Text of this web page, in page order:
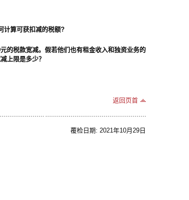
计算可获扣减的税额?
的税款宽减。假若他们也有租金收入和独资业务的
上限是多少？
返回页首
覆检日期: 2021年10月29日